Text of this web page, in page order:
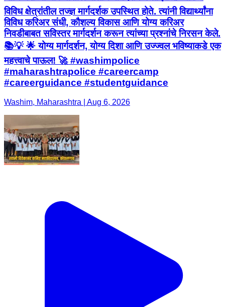
विविध क्षेत्रांतील तज्ज्ञ मार्गदर्शक उपस्थित होते. त्यांनी विद्यार्थ्यांना
विविध करिअर संधी, कौशल्य विकास आणि योग्य करिअर
निवडीबाबत सविस्तर मार्गदर्शन करून त्यांच्या प्रश्नांचे निरसन केले.
📚💡 🌟 योग्य मार्गदर्शन, योग्य दिशा आणि उज्ज्वल भविष्याकडे एक
महत्त्वाचे पाऊल! 🚀 #washimpolice
#maharashtrapolice #careercamp
#careerguidance #studentguidance
Washim, Maharashtra | Aug 6, 2026